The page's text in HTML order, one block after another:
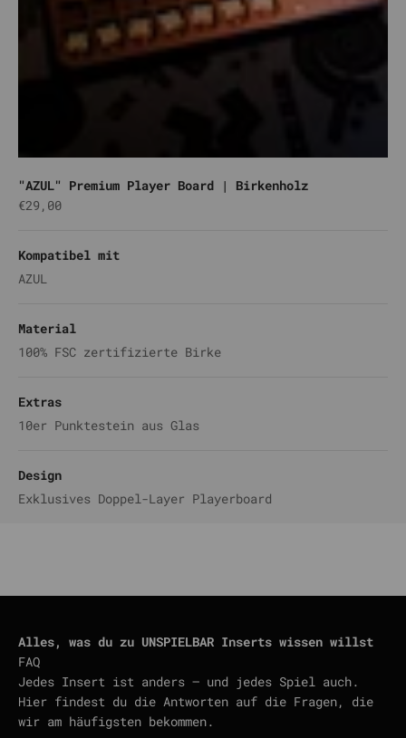
"AZUL" Premium Player Board | Birkenholz
Angebot
€29,00
Kompatibel mit
AZUL
Material
100% FSC zertifizierte Birke
Extras
10er Punktestein aus Glas
Design
Exklusives Doppel-Layer Playerboard
Alles, was du zu UNSPIELBAR Inserts wissen willst
FAQ
Jedes Insert ist anders — und jedes Spiel auch.
Hier findest du die Antworten auf die Fragen, die
wir am häufigsten bekommen.